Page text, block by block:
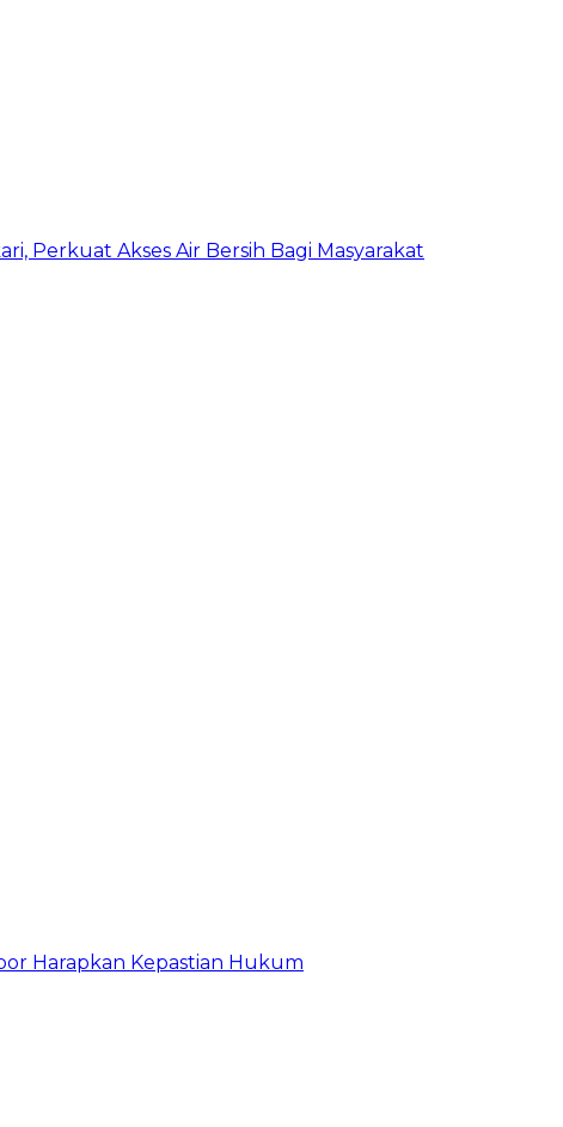
Perkuat Akses Air Bersih Bagi Masyarakat
Harapkan Kepastian Hukum